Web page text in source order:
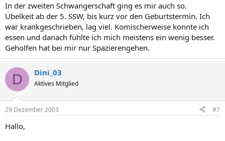
In der zweiten Schwangerschaft ging es mir auch so.
Übelkeit ab der 5. SSW, bis kurz vor den Geburtstermin. Ich
war krankgeschrieben, lag viel. Komischerweise konnte ich
essen und danach fühlte ich mich meistens ein wenig besser.
Geholfen hat bei mir nur Spazierengehen.
D Dini_03
Aktives Mitglied
29 Dezember 2003 #7
Hallo,